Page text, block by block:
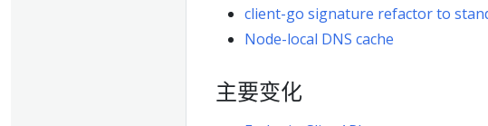
client-go signature refactor to
Node-local DNS cache
主要变化